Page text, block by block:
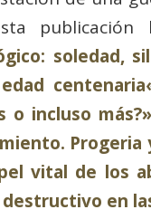
publicación
soledad,
centenaria
o incluso más?»
. Progeria
vital de los
en